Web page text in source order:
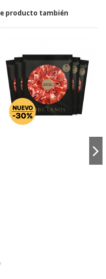
producto también